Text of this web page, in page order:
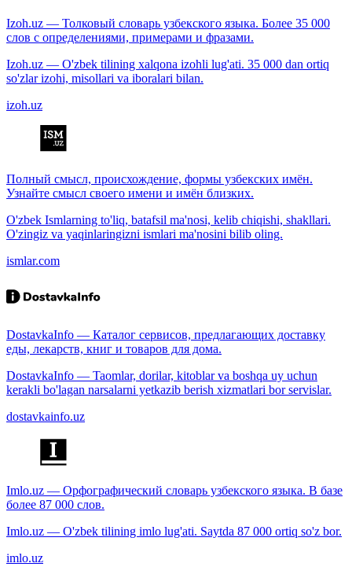
Izoh.uz — Толковый словарь узбекского языка. Более 35 000
слов с определениями, примерами и фразами.
Izoh.uz — O'zbek tilining xalqona izohli lug'ati. 35 000 dan ortiq
so'zlar izohi, misollari va iboralari bilan.
izoh.uz
Полный смысл, происхождение, формы узбекских имён.
Узнайте смысл своего имени и имён близких.
O'zbek Ismlarning to'liq, batafsil ma'nosi, kelib chiqishi, shakllari.
O'zingiz va yaqinlaringizni ismlari ma'nosini bilib oling.
ismlar.com
DostavkaInfo — Каталог сервисов, предлагающих доставку
еды, лекарств, книг и товаров для дома.
DostavkaInfo — Taomlar, dorilar, kitoblar va boshqa uy uchun
kerakli bo'lagan narsalarni yetkazib berish xizmatlari bor servislar.
dostavkainfo.uz
Imlo.uz — Орфографический словарь узбекского языка. В базе
более 87 000 слов.
Imlo.uz — O'zbek tilining imlo lug'ati. Saytda 87 000 ortiq so'z bor.
imlo.uz